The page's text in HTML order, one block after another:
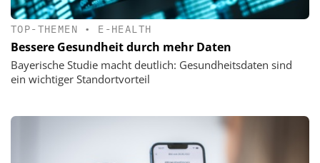
TOP-THEMEN • E-HEALTH
Bessere Gesundheit durch mehr Daten
Bayerische Studie macht deutlich: Gesundheitsdaten sind
ein wichtiger Standortvorteil